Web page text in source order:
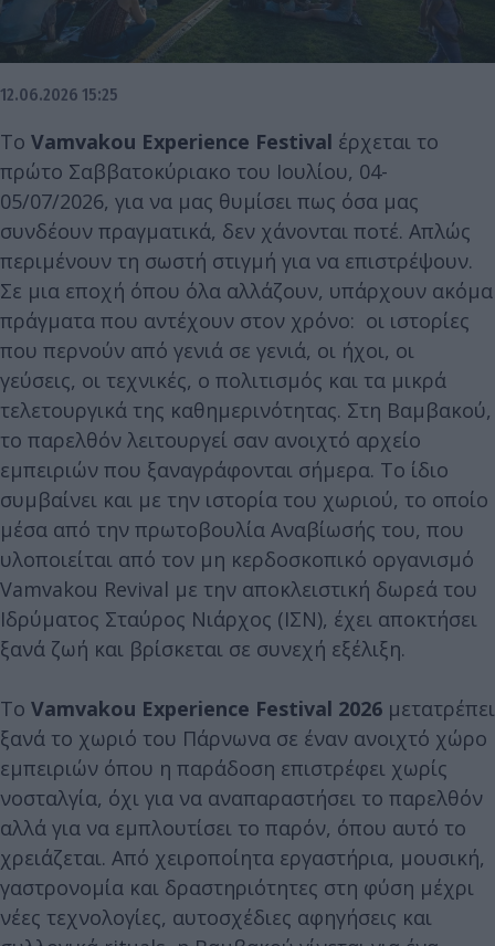
12.06.2026 15:25
Το Vamvakou Experience Festival έρχεται το
πρώτο Σαββατοκύριακο του Ιουλίου, 04-
05/07/2026, για να μας θυμίσει πως όσα μας
συνδέουν πραγματικά, δεν χάνονται ποτέ. Απλώς
περιμένουν τη σωστή στιγμή για να επιστρέψουν.
Σε μια εποχή όπου όλα αλλάζουν, υπάρχουν ακόμα
πράγματα που αντέχουν στον χρόνο: οι ιστορίες
που περνούν από γενιά σε γενιά, οι ήχοι, οι
γεύσεις, οι τεχνικές, ο πολιτισμός και τα μικρά
τελετουργικά της καθημερινότητας. Στη Βαμβακού,
το παρελθόν λειτουργεί σαν ανοιχτό αρχείο
εμπειριών που ξαναγράφονται σήμερα. Το ίδιο
συμβαίνει και με την ιστορία του χωριού, το οποίο
μέσα από την πρωτοβουλία Αναβίωσής του, που
υλοποιείται από τον μη κερδοσκοπικό οργανισμό
Vamvakou Revival με την αποκλειστική δωρεά του
Ιδρύματος Σταύρος Νιάρχος (ΙΣΝ), έχει αποκτήσει
ξανά ζωή και βρίσκεται σε συνεχή εξέλιξη.
Το Vamvakou Experience Festival 2026 μετατρέπει
ξανά το χωριό του Πάρνωνα σε έναν ανοιχτό χώρο
εμπειριών όπου η παράδοση επιστρέφει χωρίς
νοσταλγία, όχι για να αναπαραστήσει το παρελθόν
αλλά για να εμπλουτίσει το παρόν, όπου αυτό το
χρειάζεται. Από χειροποίητα εργαστήρια, μουσική,
γαστρονομία και δραστηριότητες στη φύση μέχρι
νέες τεχνολογίες, αυτοσχέδιες αφηγήσεις και